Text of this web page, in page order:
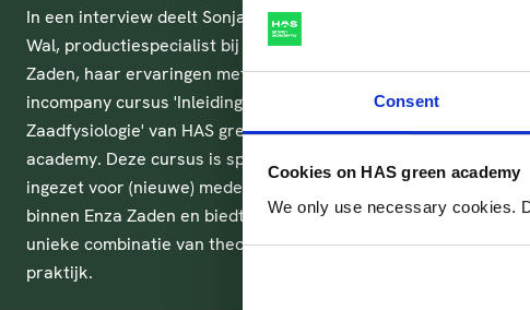
Consent
Cookies on HAS green academy
We only use necessary cookies.
In een interview deelt Sonja van der
Wal, productiespecialist bij Enza
Zaden, haar ervaringen met de
incompany cursus 'Inleiding in
Zaadfysiologie' van HAS green
academy. Deze cursus is speciaal
ingezet voor (nieuwe) medewerkers
binnen Enza Zaden en biedt een
unieke combinatie van theorie en
praktijk.